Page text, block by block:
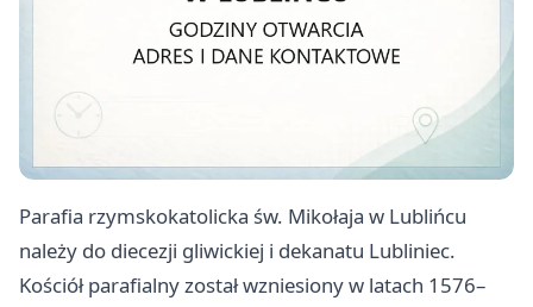
Parafia rzymskokatolicka św. Mikołaja w Lublińcu
należy do diecezji gliwickiej i dekanatu Lubliniec.
Kościół parafialny został wzniesiony w latach 1576–